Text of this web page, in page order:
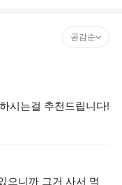
공감순
시는걸 추천드립니다!
으니까 그거 사서 먹